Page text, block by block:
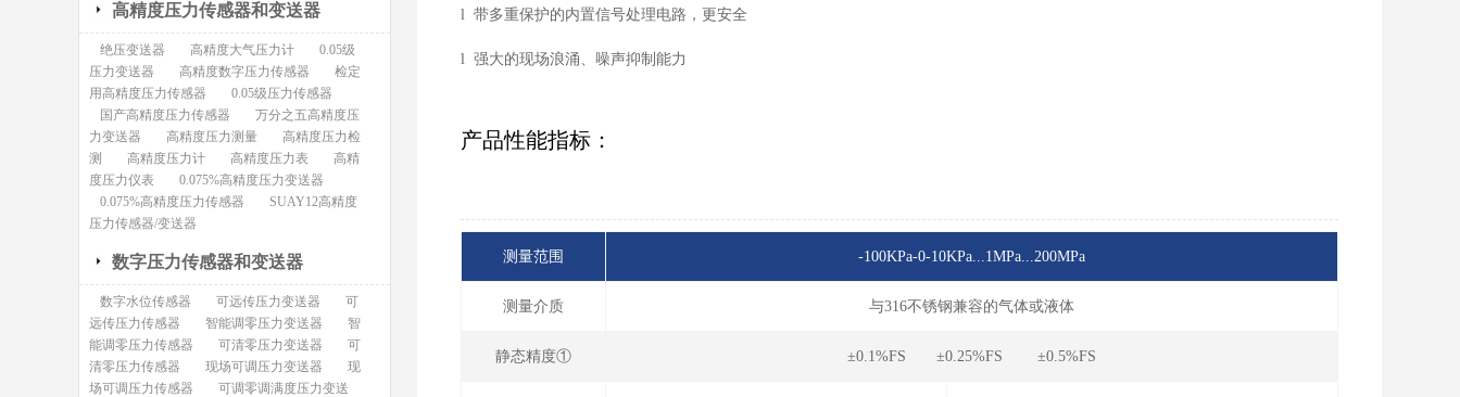
l 带多重保护的内置信号处理电路，更安全
l 强大的现场浪涌、噪声抑制能力
产品性能指标：
测量范围 -100KPa-0-10KPa...1MPa...200MPa
测量介质 与316不锈钢兼容的气体或液体
静态精度① ±0.1%FS ±0.25%FS ±0.5%FS
高精度压力传感器和变送器
绝压变送器 高精度大气压力计
0.05级
压力变送器
高精度数字压力传感器
检定
用高精度压力传感器
0.05级压力传感器
国产高精度压力传感器
万分之五高精度压
力变送器
高精度压力测量
高精度压力检
测
高精度压力计 高精度压力表
高精
度压力仪表
0.075%高精度压力变送器
0.075%高精度压力传感器
SUAY12高精度
压力传感器/变送器
数字压力传感器和变送器
数字水位传感器 可远传压力变送器
可
远传压力传感器
智能调零压力变送器
智
能调零压力传感器
可清零压力变送器
可
清零压力传感器
现场可调压力变送器
现
场可调压力传感器
可调零调满度压力变送